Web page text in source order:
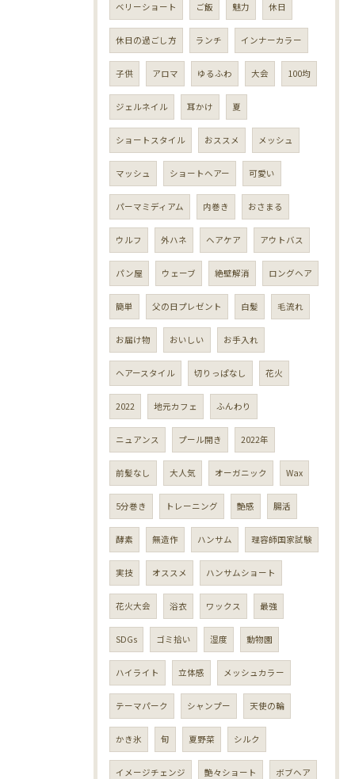
ベリーショート ご飯 魅力 休日
休日の過ごし方 ランチ インナーカラー
子供 アロマ ゆるふわ 大会 100均
ジェルネイル 耳かけ 夏
ショートスタイル おススメ メッシュ
マッシュ ショートヘアー 可愛い
パーマミディアム 内巻き おさまる
ウルフ 外ハネ ヘアケア アウトバス
パン屋 ウェーブ 絶壁解消 ロングヘア
簡単 父の日プレゼント 白髪 毛流れ
お届け物 おいしい お手入れ
ヘアースタイル 切りっぱなし 花火
2022 地元カフェ ふんわり
ニュアンス プール開き 2022年
前髪なし 大人気 オーガニック Wax
5分巻き トレーニング 艶感 腸活
酵素 無造作 ハンサム 理容師国家試験
実技 オススメ ハンサムショート
花火大会 浴衣 ワックス 最強
SDGs ゴミ拾い 湿度 動物園
ハイライト 立体感 メッシュカラー
テーマパーク シャンプー 天使の輪
かき氷 旬 夏野菜 シルク
イメージチェンジ 艶々ショート ボブヘア